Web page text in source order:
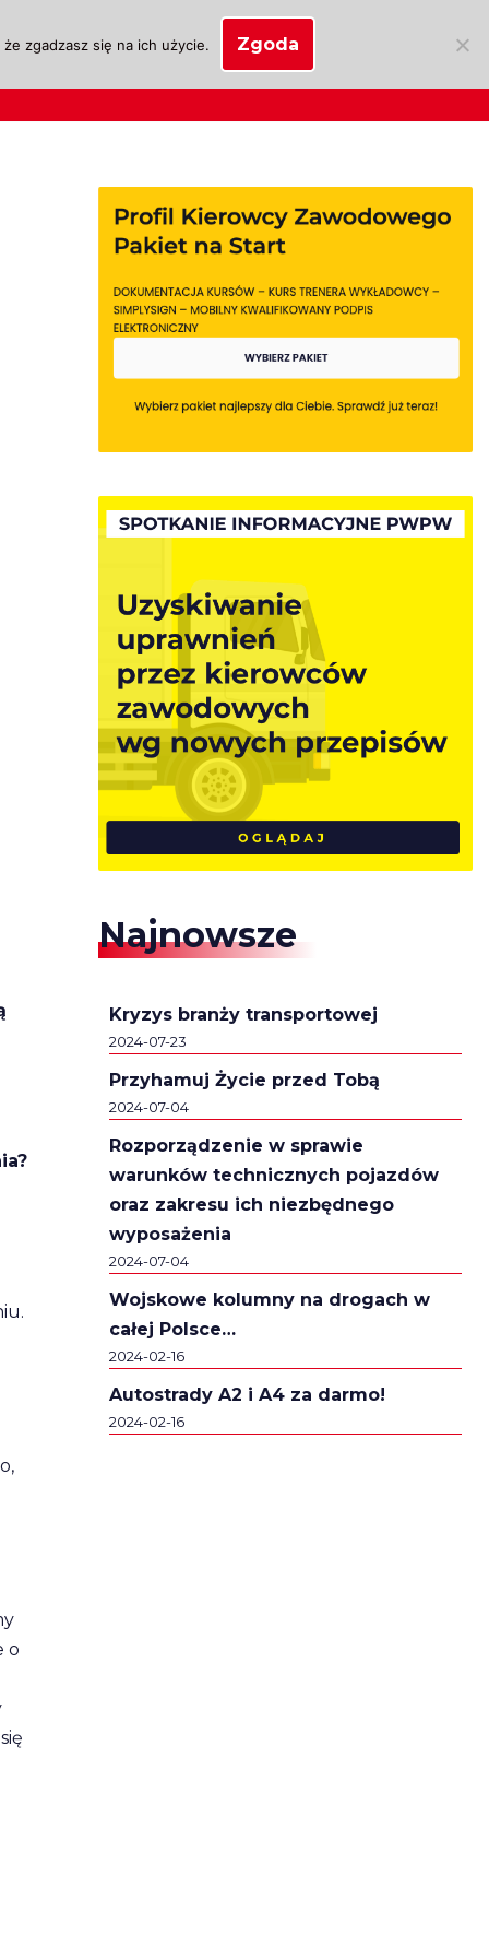
o
Najnowsze
Kryzys branży transportowej
2024-07-23
Przyhamuj Życie przed Tobą
2024-07-04
Rozporządzenie w sprawie
warunków technicznych pojazdów
oraz zakresu ich niezbędnego
wyposażenia
2024-07-04
Wojskowe kolumny na drogach w
całej Polsce…
2024-02-16
Autostrady A2 i A4 za darmo!
2024-02-16
zgadzasz się na ich użycie. Zgoda